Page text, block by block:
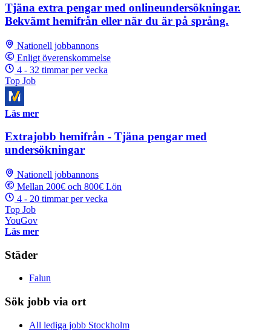
Tjäna extra pengar med onlineundersökningar.
Bekvämt hemifrån eller när du är på språng.
Nationell jobbannons
Enligt överenskommelse
4 - 32 timmar per vecka
Top Job
Läs mer
Extrajobb hemifrån - Tjäna pengar med
undersökningar
Nationell jobbannons
Mellan 200€ och 800€ Lön
4 - 20 timmar per vecka
Top Job
YouGov
Läs mer
Städer
Falun
Sök jobb via ort
All lediga jobb Stockholm